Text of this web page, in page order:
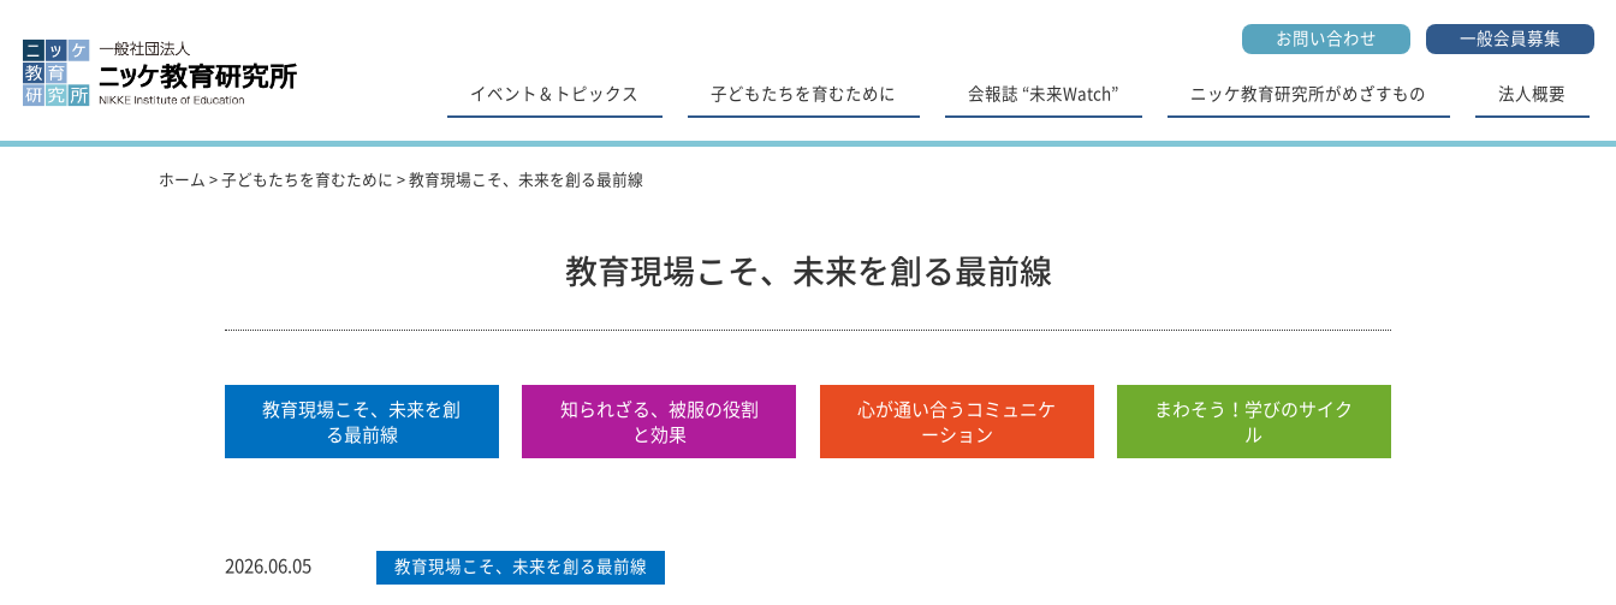
イベント＆トピックス 子どもたちを育むために 会報誌 “未来Watch” ニッケ教育研究所がめざすもの 法人概要
お問い合わせ 一般会員募集
ホーム > 子どもたちを育むために > 教育現場こそ、未来を創る最前線
教育現場こそ、未来を創る最前線
教育現場こそ、未来を創
る最前線
知られざる、被服の役割
と効果
心が通い合うコミュニケ
ーション
まわそう！学びのサイク
ル
2026.06.05 教育現場こそ、未来を創る最前線